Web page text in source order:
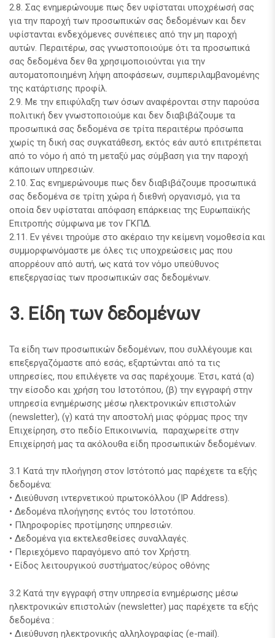
2.8. Σας ενημερώνουμε πως δεν υφίσταται υποχρέωσή σας
για την παροχή των προσωπικών σας δεδομένων και δεν
υφίστανται ενδεχόμενες συνέπειες από την μη παροχή
αυτών. Περαιτέρω, σας γνωστοποιούμε ότι τα προσωπικά
σας δεδομένα δεν θα χρησιμοποιούνται για την
αυτοματοποιημένη λήψη αποφάσεων, συμπεριλαμβανομένης
της κατάρτισης προφίλ.
2.9. Με την επιφύλαξη των όσων αναφέρονται στην παρούσα
πολιτική δεν γνωστοποιούμε και δεν διαβιβάζουμε τα
προσωπικά σας δεδομένα σε τρίτα περαιτέρω πρόσωπα
χωρίς τη δική σας συγκατάθεση, εκτός εάν αυτό επιτρέπεται
από το νόμο ή από τη μεταξύ μας σύμβαση για την παροχή
κάποιων υπηρεσιών.
2.10. Σας ενημερώνουμε πως δεν διαβιβάζουμε προσωπικά
σας δεδομένα σε τρίτη χώρα ή διεθνή οργανισμό, για τα
οποία δεν υφίσταται απόφαση επάρκειας της Ευρωπαϊκής
Επιτροπής σύμφωνα με τον ΓΚΠΔ.
2.11. Εν γένει τηρούμε στο ακέραιο την κείμενη νομοθεσία και
συμμορφωνόμαστε με όλες τις υποχρεώσεις μας που
απορρέουν από αυτή, ως κατά τον νόμο υπεύθυνος
επεξεργασίας των προσωπικών σας δεδομένων.
3. Είδη των δεδομένων
Τα είδη των προσωπικών δεδομένων, που συλλέγουμε και
επεξεργαζόμαστε από εσάς, εξαρτώνται από τα τις
υπηρεσίες, που επιλέγετε να σας παρέχουμε. Έτσι, κατά (α)
την είσοδο και χρήση του Ιστοτόπου, (β) την εγγραφή στην
υπηρεσία ενημέρωσης μέσω ηλεκτρονικών επιστολών
(newsletter), (γ) κατά την αποστολή μιας φόρμας προς την
Επιχείρηση, στο πεδίο Επικοινωνία, παραχωρείτε στην
Επιχείρησή μας τα ακόλουθα είδη προσωπικών δεδομένων.
3.1 Κατά την πλοήγηση στον Ιστότοπό μας παρέχετε τα εξής
δεδομένα:
• Διεύθυνση ιντερνετικού πρωτοκόλλου (IP Address).
• Δεδομένα πλοήγησης εντός του Ιστοτόπου.
• Πληροφορίες προτίμησης υπηρεσιών.
• Δεδομένα για εκτελεσθείσες συναλλαγές.
• Περιεχόμενο παραγόμενο από τον Χρήστη.
• Είδος λειτουργικού συστήματος/εύρος οθόνης
3.2 Κατά την εγγραφή στην υπηρεσία ενημέρωσης μέσω
ηλεκτρονικών επιστολών (newsletter) μας παρέχετε τα εξής
δεδομένα :
• Διεύθυνση ηλεκτρονικής αλληλογραφίας (e-mail).